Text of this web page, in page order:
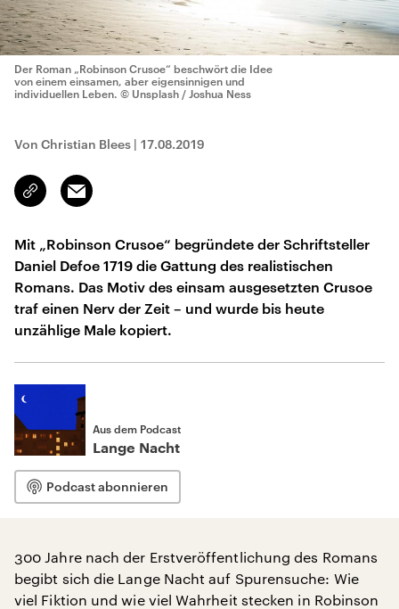
Der Roman „Robinson Crusoe“ beschwört die Idee
von einem einsamen, aber eigensinnigen und
individuellen Leben. © Unsplash / Joshua Ness
Von Christian Blees | 17.08.2019
Link
kopieren/teilen
Email
Mit „Robinson Crusoe“ begründete der Schriftsteller
Daniel Defoe 1719 die Gattung des realistischen
Romans. Das Motiv des einsam ausgesetzten Crusoe
traf einen Nerv der Zeit – und wurde bis heute
unzählige Male kopiert.
Aus dem Podcast
Lange Nacht
Podcast abonnieren
300 Jahre nach der Erstveröffentlichung des Romans
begibt sich die Lange Nacht auf Spurensuche: Wie
viel Fiktion und wie viel Wahrheit stecken in Robinson